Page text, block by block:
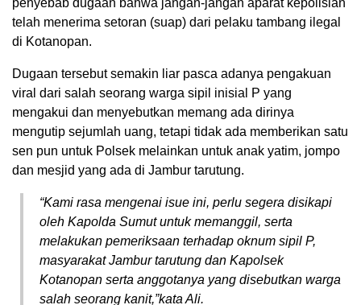
telah menerima setoran (suap) dari pelaku tambang ilegal
di Kotanopan.
Dugaan tersebut semakin liar pasca adanya pengakuan
viral dari salah seorang warga sipil inisial P yang
mengakui dan menyebutkan memang ada dirinya
mengutip sejumlah uang, tetapi tidak ada memberikan satu
sen pun untuk Polsek melainkan untuk anak yatim, jompo
dan mesjid yang ada di Jambur tarutung.
“Kami rasa mengenai isue ini, perlu segera disikapi
oleh Kapolda Sumut untuk memanggil, serta
melakukan pemeriksaan terhadap oknum sipil P,
masyarakat Jambur tarutung dan Kapolsek
Kotanopan serta anggotanya yang disebutkan warga
salah seorang kanit,”kata Ali.